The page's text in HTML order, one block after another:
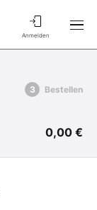
Anmelden
Bestellen
0,00 €